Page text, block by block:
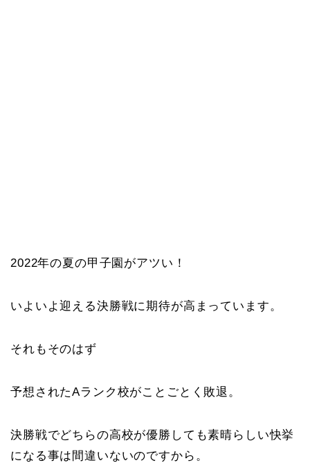
2022年の夏の甲子園がアツい！
いよいよ迎える決勝戦に期待が高まっています。
それもそのはず
予想されたAランク校がことごとく敗退。
決勝戦でどちらの高校が優勝しても素晴らしい快挙
になる事は間違いないのですから。